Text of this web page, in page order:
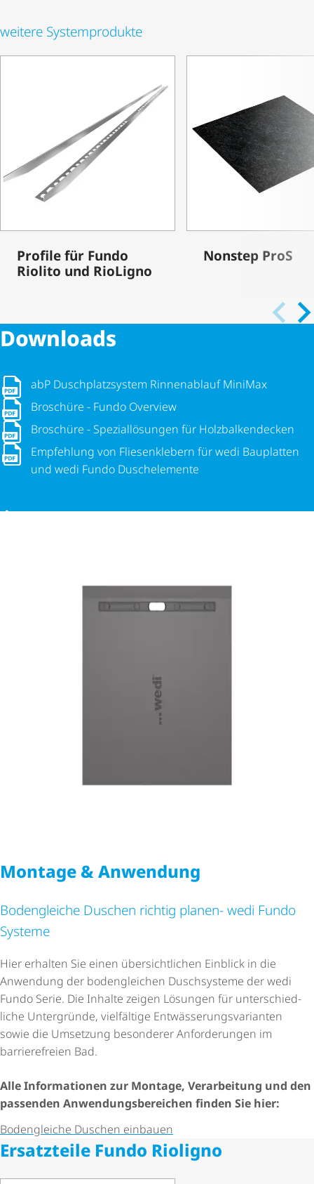
weitere Systemprodukte
Profile für Fundo
Riolito und RioLigno
Nonstep ProS
Downloads
abP Dusch­platz­system Rinnenablauf MiniMax
abP Dusch­platz­system Rinnenablauf MiniMax
Broschüre - Fundo Overview
Broschüre - Fundo Overview
Broschüre - Spezi­al­lö­sungen für Holz­bal­ken­de­cken
Broschüre - Spezi­al­lö­sungen für Holz­bal­ken­de­cken
Empfehlung von Fliesenklebern für wedi Bauplatten
und wedi Fundo Duschelemente
Empfehlung von Fliesenklebern für wedi Bauplatten und
Montage & Anwendung
Bodengleiche Duschen richtig planen- wedi Fundo
Systeme
Hier erhalten Sie einen über­sicht­li­chen Einblick in die
Anwendung der bodengleichen Duschsysteme der wedi
Fundo Serie. Die Inhalte zeigen Lösungen für unter­schied­
liche Untergründe, vielfältige Entwäs­se­rungs­va­ri­anten
sowie die Umsetzung besonderer Anforderungen im
barrierefreien Bad.
Alle Informationen zur Montage, Verarbeitung und den
passenden Anwen­dungs­be­rei­chen finden Sie hier:
Bodengleiche Duschen einbauen
Ersatzteile Fundo Rioligno